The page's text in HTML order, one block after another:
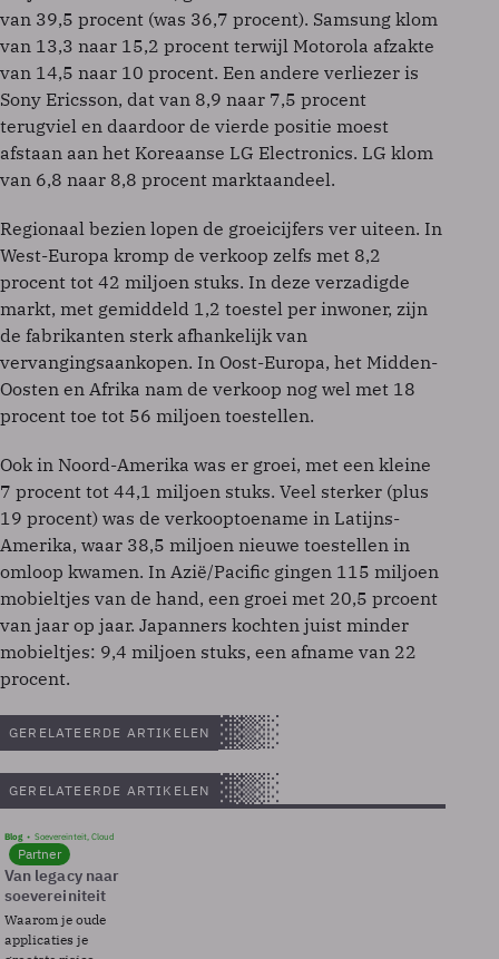
van 39,5 procent (was 36,7 procent). Samsung klom
van 13,3 naar 15,2 procent terwijl Motorola afzakte
van 14,5 naar 10 procent. Een andere verliezer is
Sony Ericsson, dat van 8,9 naar 7,5 procent
terugviel en daardoor de vierde positie moest
afstaan aan het Koreaanse LG Electronics. LG klom
van 6,8 naar 8,8 procent marktaandeel.
Regionaal bezien lopen de groeicijfers ver uiteen. In
West-Europa kromp de verkoop zelfs met 8,2
procent tot 42 miljoen stuks. In deze verzadigde
markt, met gemiddeld 1,2 toestel per inwoner, zijn
de fabrikanten sterk afhankelijk van
vervangingsaankopen. In Oost-Europa, het Midden-
Oosten en Afrika nam de verkoop nog wel met 18
procent toe tot 56 miljoen toestellen.
Ook in Noord-Amerika was er groei, met een kleine
7 procent tot 44,1 miljoen stuks. Veel sterker (plus
19 procent) was de verkooptoename in Latijns-
Amerika, waar 38,5 miljoen nieuwe toestellen in
omloop kwamen. In Azië/Pacific gingen 115 miljoen
mobieltjes van de hand, een groei met 20,5 prcoent
van jaar op jaar. Japanners kochten juist minder
mobieltjes: 9,4 miljoen stuks, een afname van 22
procent.
GERELATEERDE ARTIKELEN
GERELATEERDE ARTIKELEN
Blog Soevereinteit, Cloud
Partner
Van legacy naar
soevereiniteit
Waarom je oude
applicaties je